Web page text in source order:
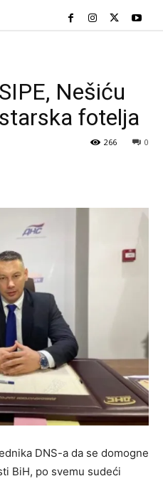
Nešiću
fotelja
0
266
DNS-a da se domogne
BiH, po svemu sudeći